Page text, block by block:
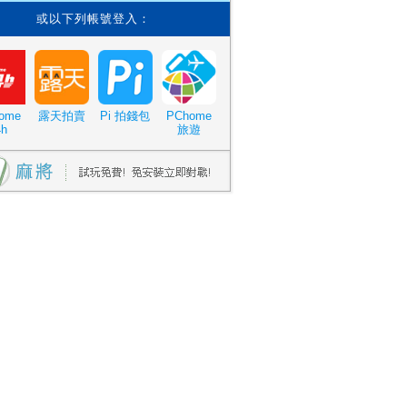
或以下列帳號登入：
露天拍賣 Pi 拍錢包
PChome
旅遊